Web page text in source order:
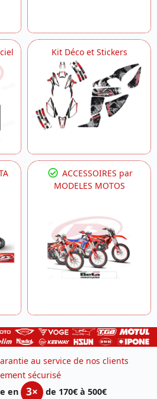
Kit Déco et Stickers
ACCESSOIRES par
MODELES MOTOS
au service de nos clients
sécurisé
en
3×
de 170€ à 500€